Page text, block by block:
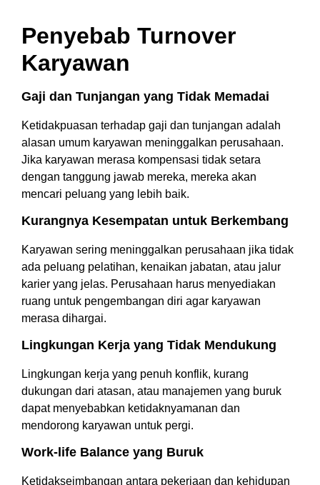
Penyebab Turnover
Karyawan
Gaji dan Tunjangan yang Tidak Memadai
Ketidakpuasan terhadap gaji dan tunjangan adalah
alasan umum karyawan meninggalkan perusahaan.
Jika karyawan merasa kompensasi tidak setara
dengan tanggung jawab mereka, mereka akan
mencari peluang yang lebih baik.
Kurangnya Kesempatan untuk Berkembang
Karyawan sering meninggalkan perusahaan jika tidak
ada peluang pelatihan, kenaikan jabatan, atau jalur
karier yang jelas. Perusahaan harus menyediakan
ruang untuk pengembangan diri agar karyawan
merasa dihargai.
Lingkungan Kerja yang Tidak Mendukung
Lingkungan kerja yang penuh konflik, kurang
dukungan dari atasan, atau manajemen yang buruk
dapat menyebabkan ketidaknyamanan dan
mendorong karyawan untuk pergi.
Work-life Balance yang Buruk
Ketidakseimbangan antara pekerjaan dan kehidupan